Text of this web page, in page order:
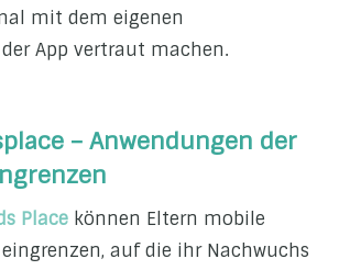
mit dem eigenen
App vertraut machen.
– Anwendungen der
Place können Eltern mobile
auf die ihr Nachwuchs